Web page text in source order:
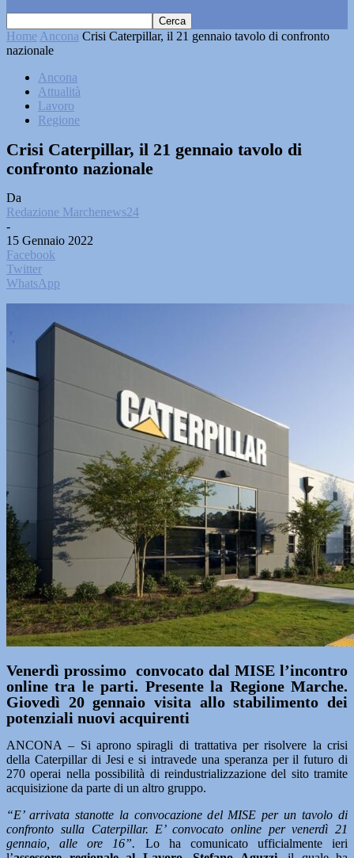
Home Ancona Crisi Caterpillar, il 21 gennaio tavolo di confronto
nazionale
Ancona
Attualità
Lavoro
Regione
Crisi Caterpillar, il 21 gennaio tavolo di
confronto nazionale
Da
Redazione Marchenews24
-
15 Gennaio 2022
Facebook
Twitter
WhatsApp
Venerdì prossimo convocato dal MISE l’incontro
online tra le parti. Presente la Regione Marche.
Giovedì 20 gennaio visita allo stabilimento dei
potenziali nuovi acquirenti
ANCONA – Si aprono spiragli di trattativa per risolvere la crisi
della Caterpillar di Jesi e si intravede una speranza per il futuro di
270 operai nella possibilità di reindustrializzazione del sito tramite
acquisizione da parte di un altro gruppo.
“E’ arrivata stanotte la convocazione del MISE per un tavolo di
confronto sulla Caterpillar. E’ convocato online per venerdì 21
gennaio, alle ore 16”. Lo ha comunicato ufficialmente ieri